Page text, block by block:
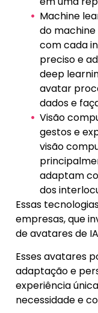
Machine
do machine
com cada
preciso e
deep
avatar
dados e
Visão
gestos e
visão
adaptam
dos
Essas
empresas, que
de avatares de
Esses avatares
adaptação e
experiência
necessidade e